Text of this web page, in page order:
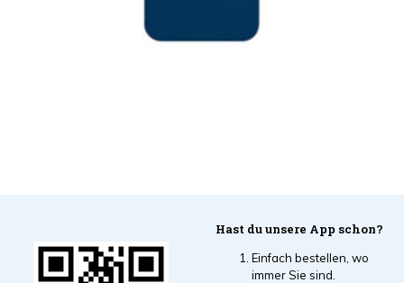
Hast du unsere App schon?
Einfach bestellen, wo
immer Sie sind.